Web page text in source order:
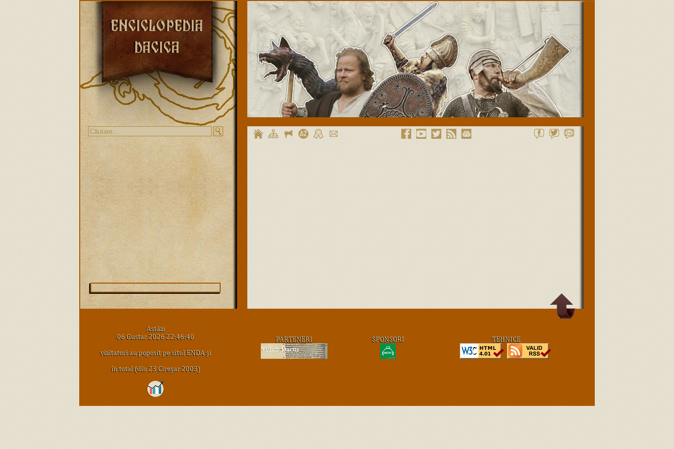
Astăzi
06 Gustar 2026 22:46:40
vizitatori au poposit pe situl ENDA şi
în total (din 23 Cireşar 2003)
PARTENERI SPONSORI TEHNICE